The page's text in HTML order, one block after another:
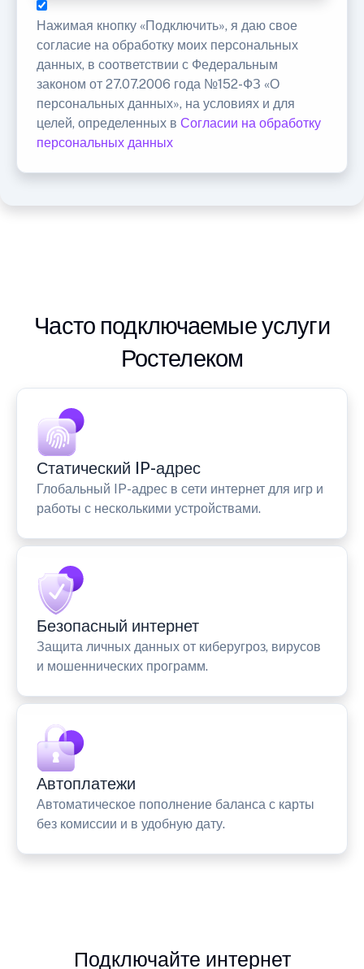
Нажимая кнопку «Подключить», я даю свое
согласие на обработку моих персональных
данных, в соответствии с Федеральным
законом от 27.07.2006 года №152-ФЗ «О
персональных данных», на условиях и для
целей, определенных в Согласии на обработку
персональных данных
Часто подключаемые услуги
Ростелеком
Статический IP-адрес
Глобальный IP-адрес в сети интернет для игр и
работы с несколькими устройствами.
Безопасный интернет
Защита личных данных от киберугроз, вирусов
и мошеннических программ.
Автоплатежи
Автоматическое пополнение баланса с карты
без комиссии и в удобную дату.
Подключайте интернет